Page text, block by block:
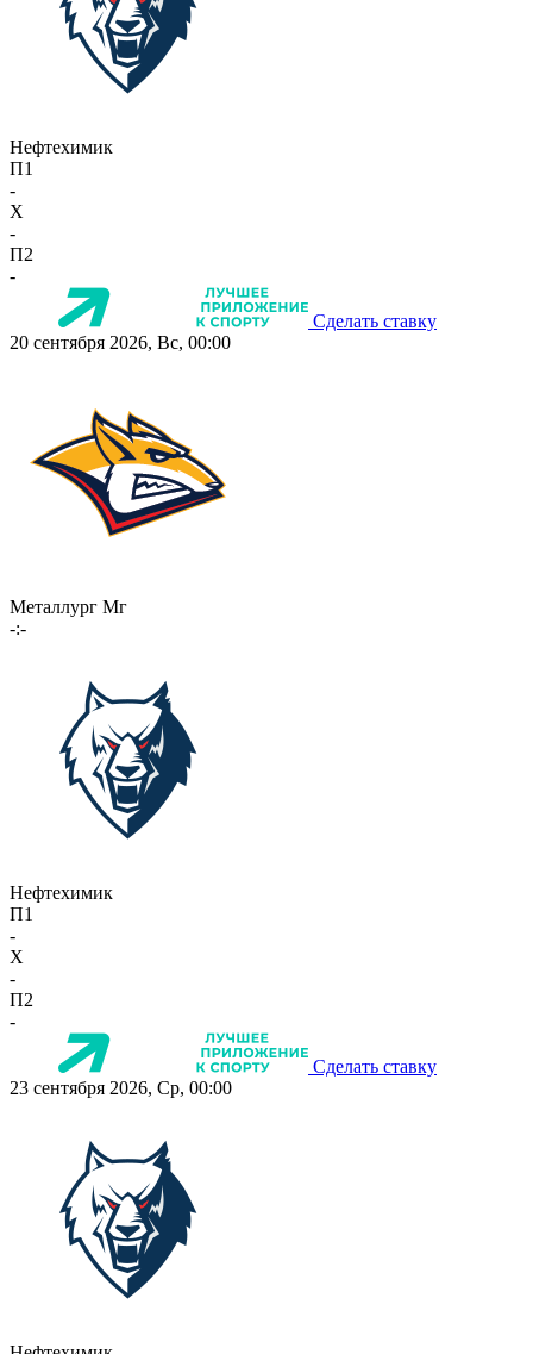
Нефтехимик
П1
-
X
-
П2
-
Сделать ставку
20 сентября 2026, Вс, 00:00
Металлург Мг
-:-
Нефтехимик
П1
-
X
-
П2
-
Сделать ставку
23 сентября 2026, Ср, 00:00